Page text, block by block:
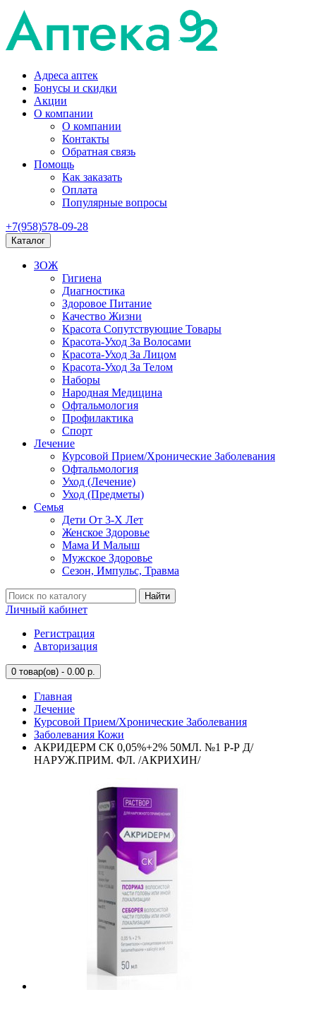
Адреса аптек
Бонусы и скидки
Акции
О компании
О компании
Контакты
Обратная связь
Помощь
Как заказать
Оплата
Популярные вопросы
+7(958)578-09-28
Каталог
ЗОЖ
Гигиена
Диагностика
Здоровое Питание
Качество Жизни
Красота Сопутствующие Товары
Красота-Уход За Волосами
Красота-Уход За Лицом
Красота-Уход За Телом
Наборы
Народная Медицина
Офтальмология
Профилактика
Спорт
Лечение
Курсовой Прием/Хронические Заболевания
Офтальмология
Уход (Лечение)
Уход (Предметы)
Семья
Дети От 3-Х Лет
Женское Здоровье
Мама И Малыш
Мужское Здоровье
Сезон, Импульс, Травма
Найти
Личный кабинет
Регистрация
Авторизация
0 товар(ов) - 0.00 р.
Главная
Лечение
Курсовой Прием/Хронические Заболевания
Заболевания Кожи
АКРИДЕРМ СК 0,05%+2% 50МЛ. №1 Р-Р Д/
НАРУЖ.ПРИМ. ФЛ. /АКРИХИН/